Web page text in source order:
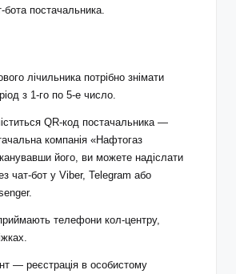
бота постачальника.
лічильника потрібно знімати
з 1-го по 5-е число.
QR-код постачальника —
компанія «Нафтогаз
його, ви можете надіслати
чат-бот у Viber, Telegram або
телефони кол-центру,
— реєстрація в особистому